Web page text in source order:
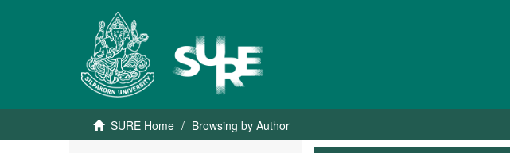
SURE Home Browsing by Author